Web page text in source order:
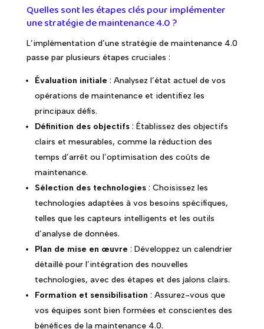
Quelles sont les étapes clés pour implémenter
une stratégie de maintenance 4.0 ?
L’implémentation d’une stratégie de maintenance 4.0
passe par plusieurs étapes cruciales :
Évaluation initiale : Analysez l’état actuel de vos
opérations de maintenance et identifiez les
principaux défis.
Définition des objectifs: Établissez des objectifs
clairs et mesurables, comme la réduction des
temps d’arrêt ou l’optimisation des coûts de
maintenance.
Sélection des technologies: Choisissez les
technologies adaptées à vos besoins spécifiques,
telles que les capteurs intelligents et les outils
d’analyse de données.
Plan de mise en œuvre : Développez un calendrier
détaillé pour l’intégration des nouvelles
technologies, avec des étapes et des jalons clairs.
Formation et sensibilisation : Assurez-vous que
vos équipes sont bien formées et conscientes des
bénéfices de la maintenance 4.0.